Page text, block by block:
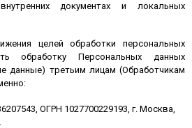
документах и локальных
целей обработки персональных
обработку Персональных данных
данные) третьим лицам (Обработчикам
ОГРН 1027700229193, г. Москва,